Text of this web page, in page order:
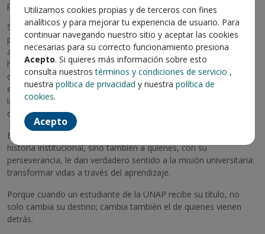
puerta que pocos logran abrir.
Ser el primero en titularse es más que un logro personal; es una
promesa cumplida. Significa que el esfuerzo puede vencer la
adversidad, que la educación sigue siendo el camino más noble
hacia la equidad. Y aunque el viaje no siempre es fácil los
obstáculos económicos, la falta de redes de apoyo, la carga
emocional de representar no solo las propias expectativas sino
las de quienes te precedieron, cada paso dado deja una huella
que otros seguirán.
En esta edición aniversario, celebramos no solo los años de
historia institucional, sino también a quienes, con su
perseverancia, le dan verdadero sentido a la misión universitaria:
transformar vidas a través del aprendizaje.
Porque cuando un estudiante de la UNAP recibe su título, no
solo cambia su destino; cambia también el de quienes vienen
detrás.
Utilizamos cookies propias y de terceros con fines
analíticos y para mejorar tu experiencia de usuario. Para
continuar navegando nuestro sitio y aceptar las cookies
necesarias para su correcto funcionamiento presiona
Acepto. Si quieres más información sobre esto
consulta nuestrostérminos y condiciones de servicio ,
nuestra política de privacidad y nuestra política de
cookies.
Acepto